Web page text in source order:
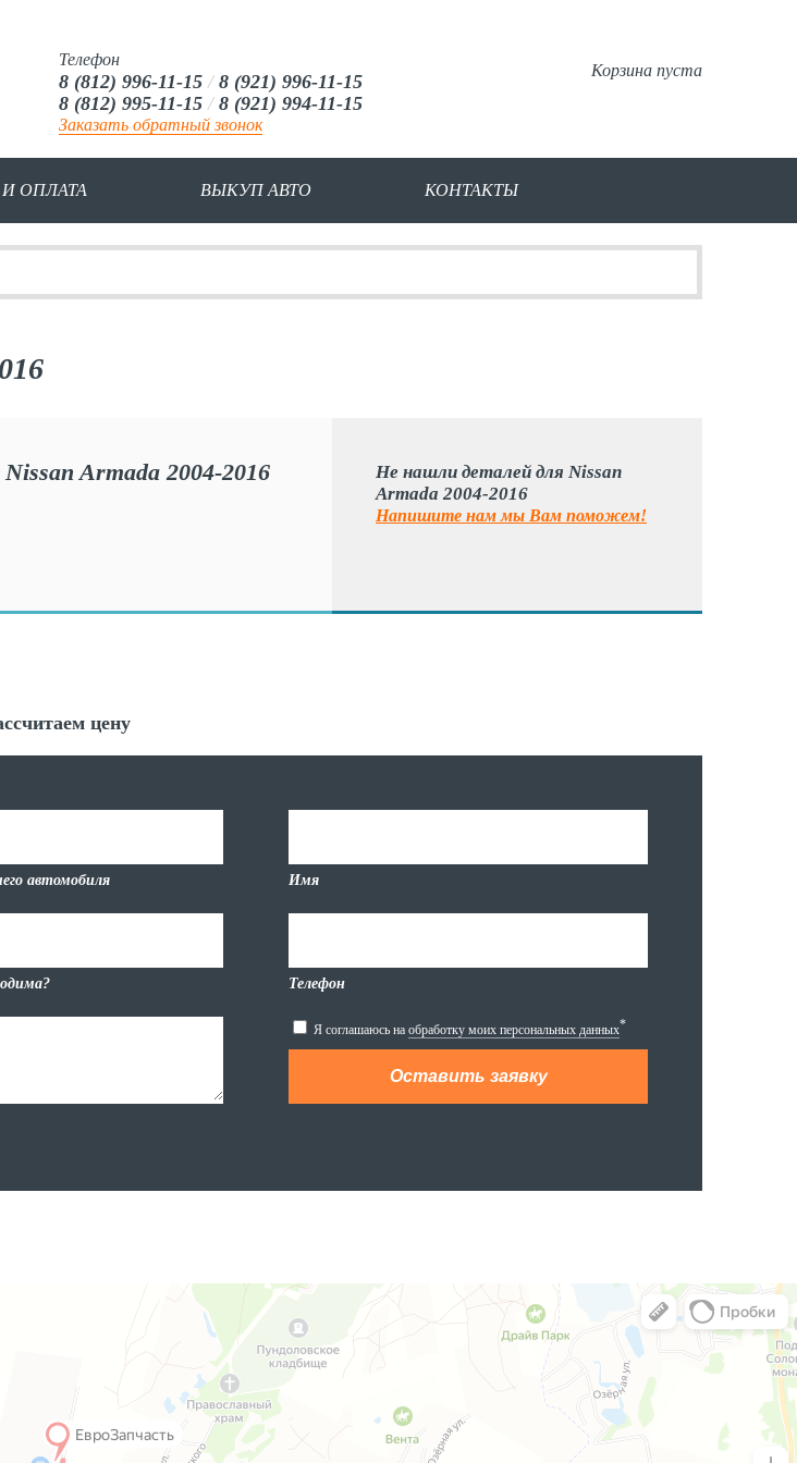
Корзина пуста
Телефон
8 (812) 996-11-15 / 8 (921) 996-11-15
8 (812) 995-11-15 / 8 (921) 994-11-15
Заказать обратный звонок
ОПЛАТА ВЫКУП АВТО КОНТАКТЫ
Nissan Armada 2004-2016
Не нашли деталей для Nissan
Armada 2004-2016
Напишите нам мы Вам поможем!
цену
автомобиля Имя
Телефон
Я соглашаюсь на обработку моих персональных данных*